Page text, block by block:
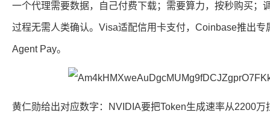
一个代理需要数据，自己付费下载；需要算力，按秒购买；
过程无需人类确认。Visa适配信用卡支付，Coinbase推出专
Agent Pay。
黄仁勋给出对应数字：NVIDIA要把Token生成速率从2200万